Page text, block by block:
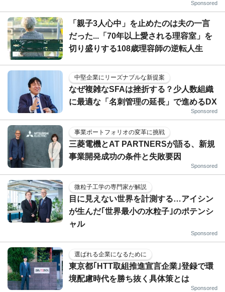
Sponsored
「親子3人心中」を止めたのは夫の一言
だった...「70年以上愛される理容室」を
切り盛りする108歳理容師の逆転人生
中堅企業にリーズナブルな新提案
なぜ複雑なSFAは挫折する？少人数組織
に最適な「名刺管理の延長」で進めるDX
Sponsored
事業ポートフォリオの変革に挑戦
三菱電機とAT PARTNERSが語る、新規
事業開発成功の条件と失敗要因
Sponsored
微粒子工学の専門家が解説
目に見えない世界を計測する…アイシン
が生んだ｢世界最小の水粒子｣のポテンシ
ャル
Sponsored
選ばれる企業になるために
東京都｢HTT取組推進宣言企業｣登録で環
境配慮時代を勝ち抜く具体策とは
Sponsored